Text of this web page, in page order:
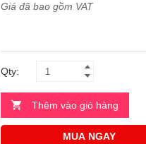
Giá đã bao gồm VAT
Qty:
Thêm vào giỏ hàng
MUA NGAY